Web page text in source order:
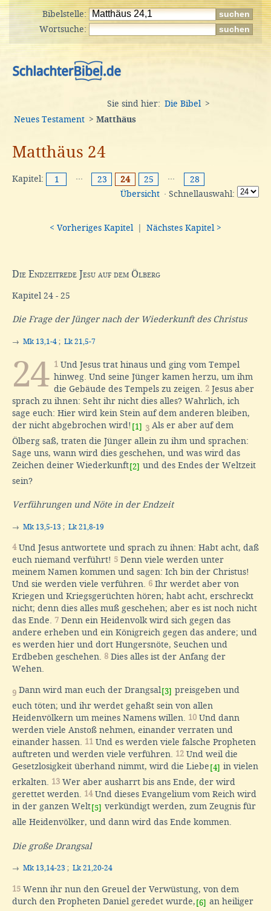
Bibelstelle:
Wortsuche:
Sie sind hier: Die Bibel
>
Neues Testament > Matthäus
Matthäus 24
Kapitel: 1 ··· 23 24 25 ···
28
Übersicht · Schnellauswahl:
< Vorheriges Kapitel Nächstes Kapitel >
Die Endzeitrede Jesu auf dem Ölberg
Kapitel 24 - 25
Die Frage der Jünger nach der Wiederkunft des Christus
→ Mk 13,1-4 ; Lk 21,5-7
24 1 Und Jesus trat hinaus und ging vom Tempel
hinweg. Und seine Jünger kamen herzu, um ihm
die Gebäude des Tempels zu zeigen. 2 Jesus aber
sprach zu ihnen: Seht ihr nicht dies alles? Wahrlich, ich
sage euch: Hier wird kein Stein auf dem anderen bleiben,
der nicht abgebrochen wird! [1] 3 Als er aber auf dem
Ölberg saß, traten die Jünger allein zu ihm und sprachen:
Sage uns, wann wird dies geschehen, und was wird das
Zeichen deiner Wiederkunft[2] und des Endes der Weltzeit
sein?
Verführungen und Nöte in der Endzeit
→ Mk 13,5-13 ; Lk 21,8-19
4Und Jesus antwortete und sprach zu ihnen: Habt acht, daß
euch niemand verführt! 5 Denn viele werden unter
meinem Namen kommen und sagen: Ich bin der Christus!
Und sie werden viele verführen. 6 Ihr werdet aber von
Kriegen und Kriegsgerüchten hören; habt acht, erschreckt
nicht; denn dies alles muß geschehen; aber es ist noch nicht
das Ende. 7 Denn ein Heidenvolk wird sich gegen das
andere erheben und ein Königreich gegen das andere; und
es werden hier und dort Hungersnöte, Seuchen und
Erdbeben geschehen. 8 Dies alles ist der Anfang der
Wehen.
9 Dann wird man euch der Drangsal [3] preisgeben und
euch töten; und ihr werdet gehaßt sein von allen
Heidenvölkern um meines Namens willen. 10 Und dann
werden viele Anstoß nehmen, einander verraten und
einander hassen. 11 Und es werden viele falsche Propheten
auftreten und werden viele verführen. 12 Und weil die
Gesetzlosigkeit überhand nimmt, wird die Liebe [4] in vielen
erkalten. 13 Wer aber ausharrt bis ans Ende, der wird
gerettet werden. 14Und dieses Evangelium vom Reich wird
in der ganzen Welt [5] verkündigt werden, zum Zeugnis für
alle Heidenvölker, und dann wird das Ende kommen.
Die große Drangsal
→ Mk 13,14-23 ; Lk 21,20-24
15 Wenn ihr nun den Greuel der Verwüstung, von dem
durch den Propheten Daniel geredet wurde, [6] an heiliger